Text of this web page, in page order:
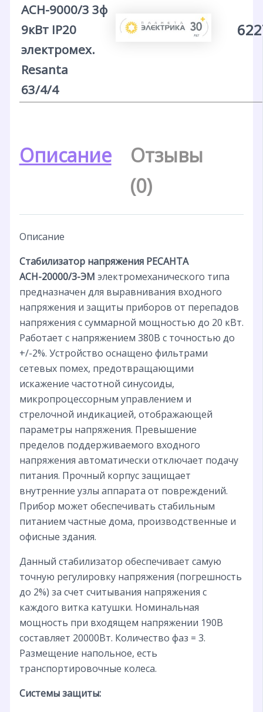
АСН-9000/3 3ф
9кВт IP20
электромех.
Resanta
63/4/4
Описание
Отзывы
(0)
Описание
Стабилизатор напряжения РЕСАНТА
АСН-20000/3-ЭМ электромеханического типа
предназначен для выравнивания входного
напряжения и защиты приборов от перепадов
напряжения с суммарной мощностью до 20 кВт.
Работает с напряжением 380В с точностью до
+/-2%. Устройство оснащено фильтрами
сетевых помех, предотвращающими
искажение частотной синусоиды,
микропроцессорным управлением и
стрелочной индикацией, отображающей
параметры напряжения. Превышение
пределов поддерживаемого входного
напряжения автоматически отключает подачу
питания. Прочный корпус защищает
внутренние узлы аппарата от повреждений.
Прибор может обеспечивать стабильным
питанием частные дома, производственные и
офисные здания.
Данный стабилизатор обеспечивает самую
точную регулировку напряжения (погрешность
до 2%) за счет считывания напряжения с
каждого витка катушки. Номинальная
мощность при входящем напряжении 190В
составляет 20000Вт. Количество фаз = 3.
Размещение напольное, есть
транспортировочные колеса.
Системы защиты: